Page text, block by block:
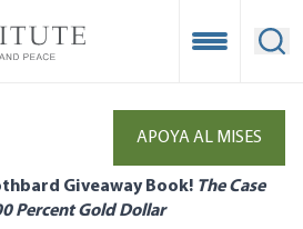
Open
APOYA AL MISES
Giveaway Book! The Case
Percent Gold Dollar